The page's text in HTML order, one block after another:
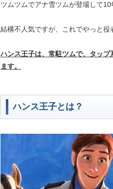
ツムツムでアナ雪ツムが登場して
結構不人気ですが、これでやっと役
ハンス王子は、常駐ツムで、タッ
ます。
ハンス王子とは？